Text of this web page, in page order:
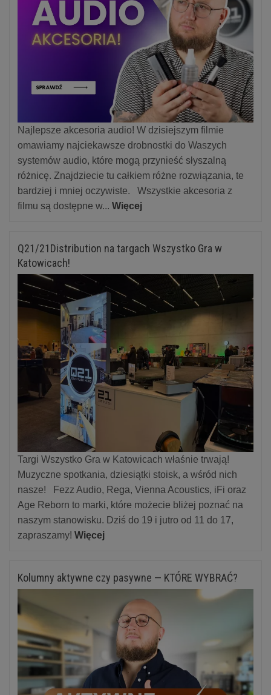
Najlepsze akcesoria audio! W dzisiejszym filmie
omawiamy najciekawsze drobnostki do Waszych
systemów audio, które mogą przynieść słyszalną
różnicę. Znajdziecie tu całkiem różne rozwiązania, te
bardziej i mniej oczywiste. Wszystkie akcesoria z
filmu są dostępne w... Więcej
Q21/21Distribution na targach Wszystko Gra w
Katowicach!
Targi Wszystko Gra w Katowicach właśnie trwają!
Muzyczne spotkania, dziesiątki stoisk, a wśród nich
nasze! Fezz Audio, Rega, Vienna Acoustics, iFi oraz
Age Reborn to marki, które możecie bliżej poznać na
naszym stanowisku. Dziś do 19 i jutro od 11 do 17,
zapraszamy! Więcej
Kolumny aktywne czy pasywne — KTÓRE WYBRAĆ?